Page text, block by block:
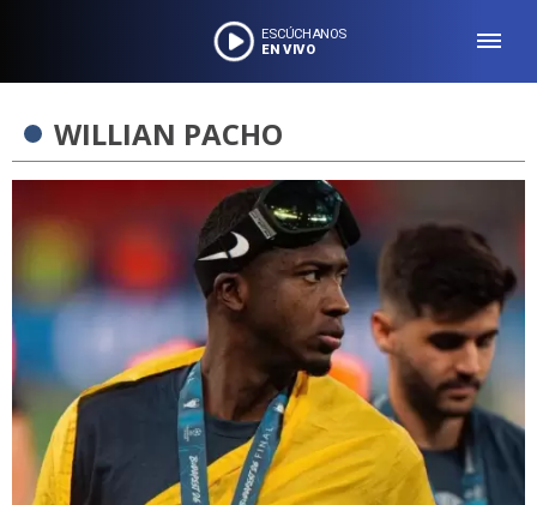
ESCÚCHANOS
EN VIVO
WILLIAN PACHO